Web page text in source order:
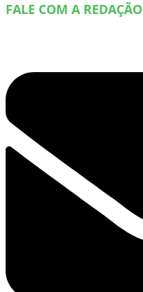
FALE COM A REDAÇÃO